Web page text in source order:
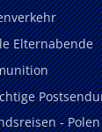
Elternabende
- Polen